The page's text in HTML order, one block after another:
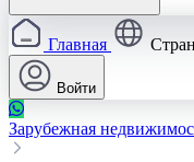
Главная
Войти
Зарубежная